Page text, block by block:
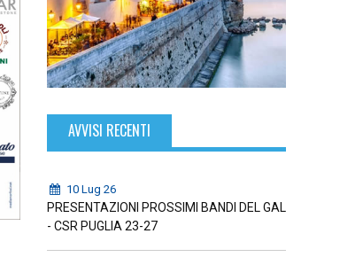
AVVISI RECENTI
10 Lug 26
PRESENTAZIONI PROSSIMI BANDI DEL GAL
- CSR PUGLIA 23-27